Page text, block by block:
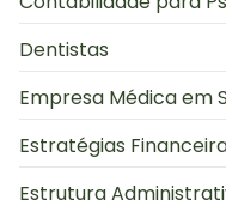
Dentistas
Empresa Médica em
Estratégias
Estrutura